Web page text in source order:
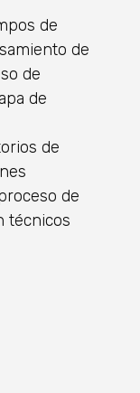
de
de
de
de
de
de
técnicos